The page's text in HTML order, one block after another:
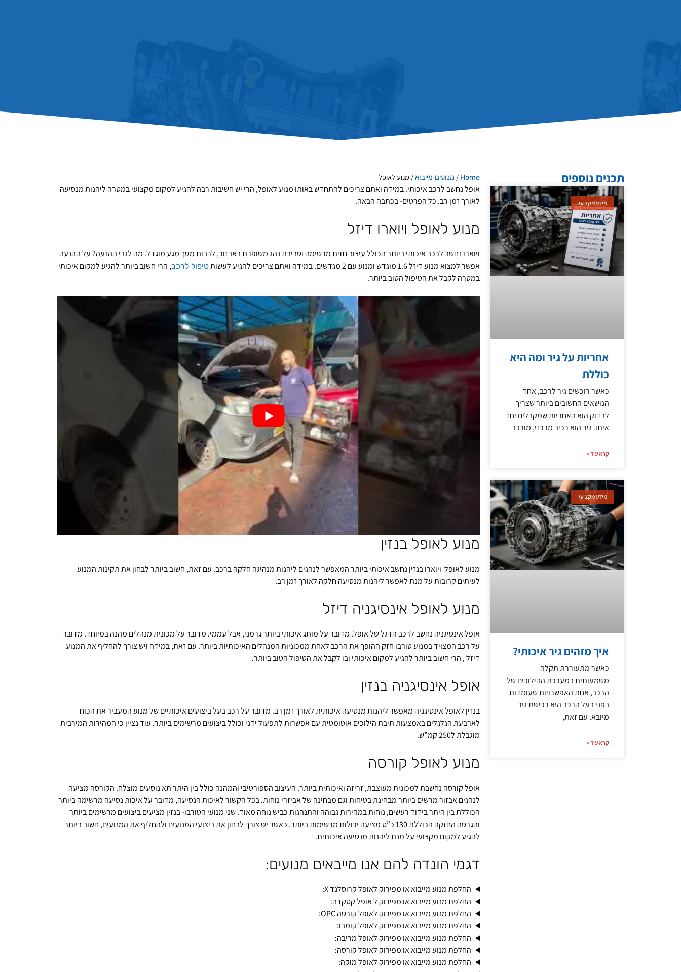
תכנים נוספים
מידע מקצועי
אחריות על גיר ומה היא
כוללת
כאשר רוכשים גיר לרכב, אחד
הנושאים החשובים ביותר שצריך
לבדוק הוא האחריות שמקבלים יחד
איתו. גיר הוא רכיב מרכזי, מורכב
קרא עוד »
מידע מקצועי
איך מזהים גיר איכותי?
כאשר מתעוררת תקלה
משמעותית במערכת ההילוכים של
הרכב, אחת האפשרויות שעומדות
בפני בעל הרכב היא רכישת גיר
מיובא. עם זאת,
קרא עוד »
Home
/ מנועים מייבוא/ מנוע לאופל
אופל נחשב לרכב איכותי. במידה ואתם צריכים להתחדש באותו מנוע לאופל, הרי יש חשיבות רבה להגיע למקום מקצועי במטרה ליהנות מנסיעה
לאורך זמן רב. כל הפרטים- בכתבה הבאה.
מנוע לאופל ויוארו דיזל
ויוארו נחשב לרכב איכותי ביותר הכולל עיצוב חזית מרשימה וסביבת נהג משופרת באבזור, לרבות מסך מגע מוגדל. מה לגבי ההנעה? על ההנעה
אפשר למצוא מנוע דיזל 1.6 מוגדש ומנוע עם 2 מגדשים. במידה ואתם צריכים להגיע לעשות
טיפול לרכב, הרי חשוב ביותר להגיע למקום איכותי
במטרה לקבל את הטיפול הטוב ביותר.
מנוע לאופל בנזין
מנוע לאופל ויוארו בנזין נחשב איכותי ביותר המאפשר לנהגים ליהנות מנהיגה חלקה ברכב. עם זאת, חשוב ביותר לבחון את תקינות המנוע
לעיתים קרובות על מנת לאפשר ליהנות מנסיעה חלקה לאורך זמן רב.
מנוע לאופל אינסיגניה דיזל
אופל אינסיגניה נחשב לרכב הדגל של אופל. מדובר על מותג איכותי ביותר גרמני, אבל עממי. מדובר על מכונית מנהלים מהנה במיוחד. מדובר
על רכב המצויד במנוע טורבו חזק ההופך את הרכב לאחת ממכוניות המנהלים האיכותיות ביותר. עם זאת, במידה ויש צורך להחליף את המנוע
דיזל , הרי חשוב ביותר להגיע למקום איכותי ובו לקבל את הטיפול הטוב ביותר.
אופל אינסיגניה בנזין
בנזין לאופל אינסיגניה מאפשר ליהנות מנסיעה איכותית לאורך זמן רב. מדובר על רכב בעל ביצועים איכותיים של מנוע המעביר את הכוח
לארבעת הגלגלים באמצעות תיבת הילוכים אוטומטית עם אפשרות לתפעול ידני וכולל ביצועים מרשימים ביותר. עוד נציין כי המהירות המירבית
מוגבלת ל250 קמ”ש.
מנוע לאופל קורסה
אופל קורסה נחשבת למכונית מעוצבת, זריזה ואיכותית ביותר. העיצוב הספורטיבי והמהנה כולל בין היתר תא נוסעים מוצלח. הקורסה מציעה
לנהגים אבזור מרשים ביותר מבחינת בטיחות וגם מבחינה של אביזרי נוחות. בכל הקשור לאיכות הנסיעה, מדובר על איכות נסיעה מרשימה ביותר
הכוללת בין היתר בידוד רעשים, נוחות במהירות גבוהה והתנהגות כביש נוחה מאוד. שני מנועי הטורבו- בנזין מציעים ביצועים מרשימים ביותר
והגרסה החזקה הכוללת 130 כ”ס מציעה יכולות מרשימות ביותר. כאשר יש צורך לבחון את ביצועי המנועים ולהחליף את המנועים, חשוב ביותר
להגיע למקום מקצועי על מנת ליהנות מנסיעה איכותית.
דגמי הונדה להם אנו מייבאים מנועים:
החלפת מנוע מייבוא או מפירוק לאופל קרוסלנד X:
החלפת מנוע מייבוא או מפירוק ל אופל קסקדה:
החלפת מנוע מייבוא או מפירוק לאופל קורסה OPC:
החלפת מנוע מייבוא או מפירוק לאופל קומבו:
החלפת מנוע מייבוא או מפירוק לאופל מריבה:
החלפת מנוע מייבוא או מפירוק לאופל קורסה:
החלפת מנוע מייבוא או מפירוק לאופל מוקה: